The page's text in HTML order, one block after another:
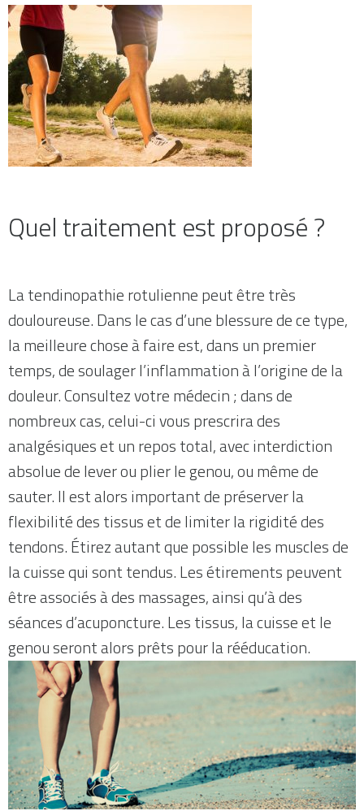
Quel traitement est proposé ?
La tendinopathie rotulienne peut être très
douloureuse. Dans le cas d’une blessure de ce type,
la meilleure chose à faire est, dans un premier
temps, de soulager l’inflammation à l’origine de la
douleur. Consultez votre médecin ; dans de
nombreux cas, celui-ci vous prescrira des
analgésiques et un repos total, avec interdiction
absolue de lever ou plier le genou, ou même de
sauter. Il est alors important de préserver la
flexibilité des tissus et de limiter la rigidité des
tendons. Étirez autant que possible les muscles de
la cuisse qui sont tendus. Les étirements peuvent
être associés à des massages, ainsi qu’à des
séances d’acuponcture. Les tissus, la cuisse et le
genou seront alors prêts pour la rééducation.